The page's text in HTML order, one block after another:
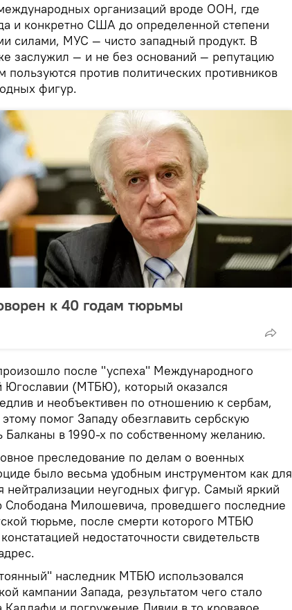
организаций вроде ООН, где
и конкретно США до определенной степени
силами, МУС — чисто западный продукт. В
заслужил — и не без оснований — репутацию
пользуются против политических противников
фигур.
к 40 годам тюрьмы
после "успеха" Международного
Югославии (МТБЮ), который оказался
и необъективен по отношению к сербам,
помог Западу обезглавить сербскую
Балканы в 1990-х по собственному желанию.
преследование по делам о военных
было весьма удобным инструментом как для
нейтрализации неугодных фигур. Самый яркий
Слободана Милошевича, проведшего последние
тюрьме, после смерти которого МТБЮ
недостаточности свидетельств
наследник МТБЮ использовался
кампании Запада, результатом чего стало